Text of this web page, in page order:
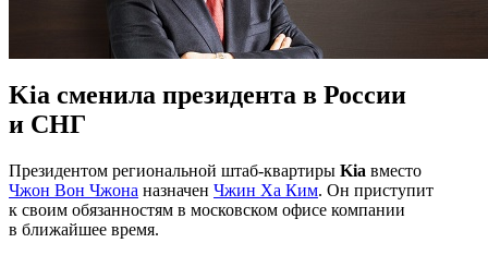
Kia сменила президента в России
и СНГ
Президентом региональной штаб-квартиры Kia вместо
Чжон Вон Чжона назначен Чжин Ха Ким. Он приступит
к своим обязанностям в московском офисе компании
в ближайшее время.